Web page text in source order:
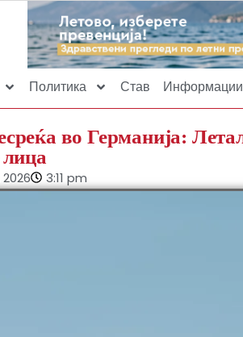
Политика Став Информации
во Германија:
лица
2026 3:11 pm